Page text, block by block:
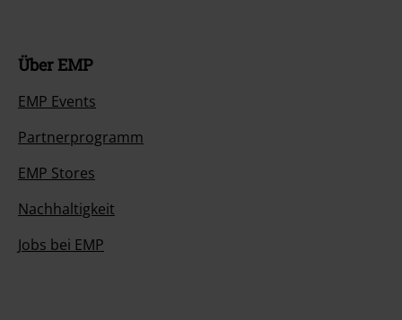
Über EMP
EMP Events
Partnerprogramm
EMP Stores
Nachhaltigkeit
Jobs bei EMP